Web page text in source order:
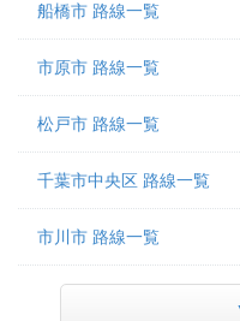
船橋市 路線一覧
市原市 路線一覧
松戸市 路線一覧
千葉市中央区 路線一覧
市川市 路線一覧